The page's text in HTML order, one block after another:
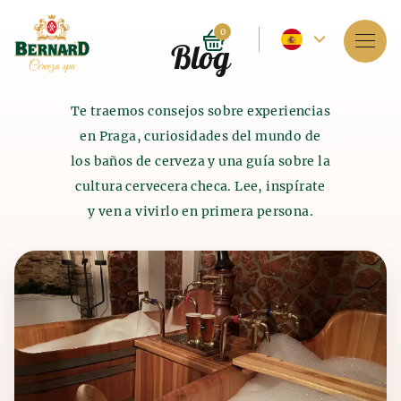
Idioma
-
español
0
Servicios
Sobre el Spa
Reservaciones
Lista de precios
E-shop
Blog
FAQ
Blog
Te traemos consejos sobre experiencias
en Praga, curiosidades del mundo de
los baños de cerveza y una guía sobre la
cultura cervecera checa. Lee, inspírate
y ven a vivirlo en primera persona.
Lee
nuestros
artículos
Historia de los baños de
cerveza
El baňo de cerveza como tal se explotaba hace 4.000
Historia de la produccióny
malta